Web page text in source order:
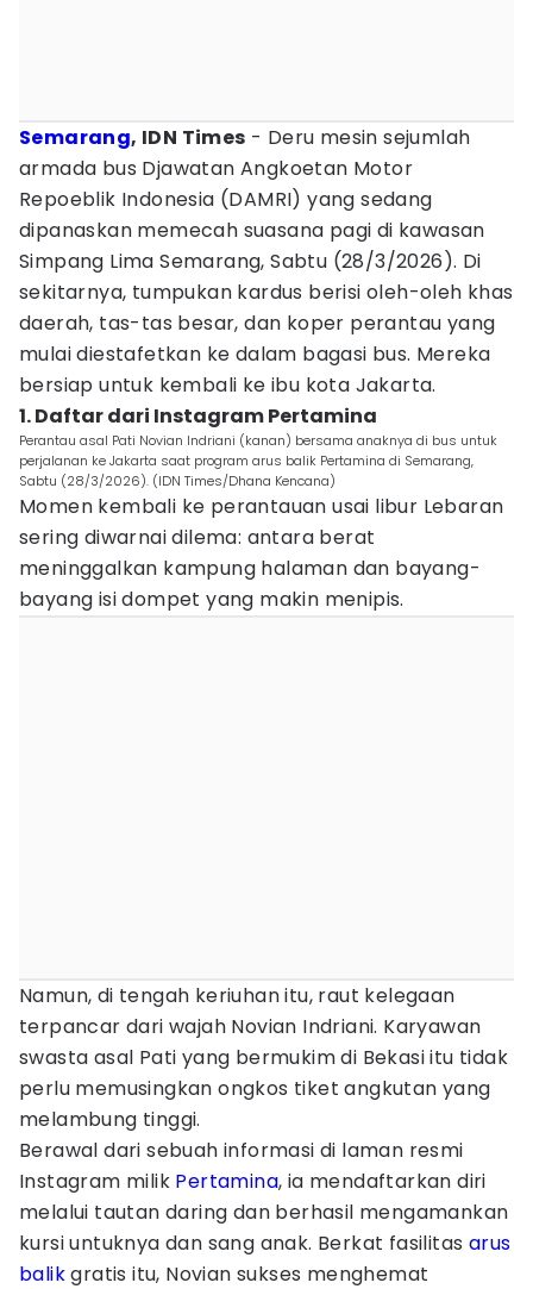
Semarang, IDN Times - Deru mesin sejumlah
armada bus Djawatan Angkoetan Motor
Repoeblik Indonesia (DAMRI) yang sedang
dipanaskan memecah suasana pagi di kawasan
Simpang Lima Semarang, Sabtu (28/3/2026). Di
sekitarnya, tumpukan kardus berisi oleh-oleh khas
daerah, tas-tas besar, dan koper perantau yang
mulai diestafetkan ke dalam bagasi bus. Mereka
bersiap untuk kembali ke ibu kota Jakarta.
1. Daftar dari Instagram Pertamina
Perantau asal Pati Novian Indriani (kanan) bersama anaknya di bus untuk
perjalanan ke Jakarta saat program arus balik Pertamina di Semarang,
Sabtu (28/3/2026). (IDN Times/Dhana Kencana)
Momen kembali ke perantauan usai libur Lebaran
sering diwarnai dilema: antara berat
meninggalkan kampung halaman dan bayang-
bayang isi dompet yang makin menipis.
Namun, di tengah keriuhan itu, raut kelegaan
terpancar dari wajah Novian Indriani. Karyawan
swasta asal Pati yang bermukim di Bekasi itu tidak
perlu memusingkan ongkos tiket angkutan yang
melambung tinggi.
Berawal dari sebuah informasi di laman resmi
Instagram milik Pertamina, ia mendaftarkan diri
melalui tautan daring dan berhasil mengamankan
kursi untuknya dan sang anak. Berkat fasilitas arus
balikgratis itu, Novian sukses menghemat